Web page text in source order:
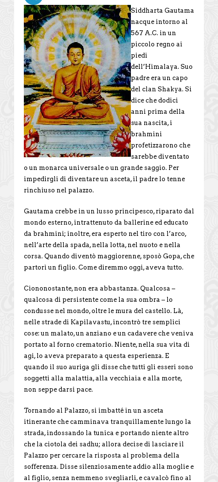
Siddharta Gautama
nacque intorno al
567 A.C. in un
piccolo regno ai
piedi
dell’Himalaya. Suo
padre era un capo
del clan Shakya. Si
dice che dodici
anni prima della
sua nascita, i
brahmini
profetizzarono che
sarebbe diventato
o un monarca universale o un grande saggio. Per
impedirgli di diventare un asceta, il padre lo tenne
rinchiuso nel palazzo.
Gautama crebbe in un lusso principesco, riparato dal
mondo esterno, intrattenuto da ballerine ed educato
da brahmini; inoltre, era esperto nel tiro con l’arco,
nell’arte della spada, nella lotta, nel nuoto e nella
corsa. Quando diventò maggiorenne, sposò Gopa, che
partorì un figlio. Come diremmo oggi, aveva tutto.
Ciononostante, non era abbastanza. Qualcosa –
qualcosa di persistente come la sua ombra – lo
condusse nel mondo, oltre le mura del castello. Là,
nelle strade di Kapilavastu, incontrò tre semplici
cose: un malato, un anziano e un cadavere che veniva
portato al forno crematorio. Niente, nella sua vita di
agi, lo aveva preparato a questa esperienza. E
quando il suo auriga gli disse che tutti gli esseri sono
soggetti alla malattia, alla vecchiaia e alla morte,
non seppe darsi pace.
Tornando al Palazzo, si imbatté in un asceta
itinerante che camminava tranquillamente lungo la
strada, indossando la tunica e portando niente altro
che la ciotola dei sadhu; allora decise di lasciare il
Palazzo per cercare la risposta al problema della
sofferenza. Disse silenziosamente addio alla moglie e
al figlio, senza nemmeno svegliarli, e cavalcò fino al